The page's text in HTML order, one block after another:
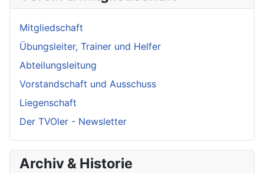
Mitgliedschaft
Übungsleiter, Trainer und Helfer
Abteilungsleitung
Vorstandschaft und Ausschuss
Liegenschaft
Der TVOler - Newsletter
Archiv & Historie